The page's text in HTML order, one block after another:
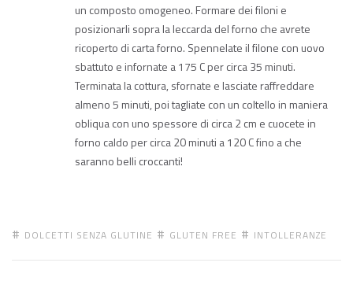
un composto omogeneo. Formare dei filoni e
posizionarli sopra la leccarda del forno che avrete
ricoperto di carta forno. Spennelate il filone con uovo
sbattuto e infornate a 175 C per circa 35 minuti.
Terminata la cottura, sfornate e lasciate raffreddare
almeno 5 minuti, poi tagliate con un coltello in maniera
obliqua con uno spessore di circa 2 cm e cuocete in
forno caldo per circa 20 minuti a 120 C fino a che
saranno belli croccanti!
DOLCETTI SENZA GLUTINE GLUTEN FREE INTOLLERANZE